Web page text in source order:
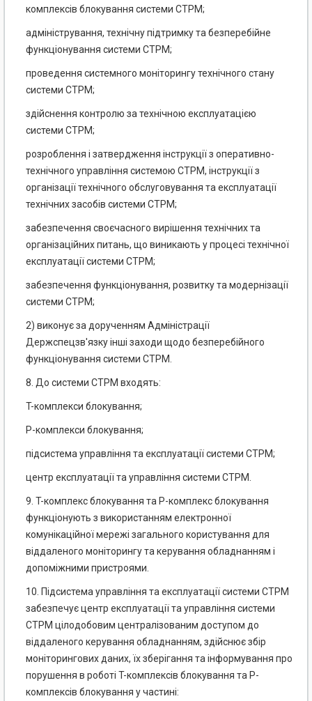
комплексів блокування системи СТРМ;
адміністрування, технічну підтримку та безперебійне
функціонування системи СТРМ;
проведення системного моніторингу технічного стану
системи СТРМ;
здійснення контролю за технічною експлуатацією
системи СТРМ;
розроблення і затвердження інструкції з оперативно-
технічного управління системою СТРМ, інструкції з
організації технічного обслуговування та експлуатації
технічних засобів системи СТРМ;
забезпечення своєчасного вирішення технічних та
організаційних питань, що виникають у процесі технічної
експлуатації системи СТРМ;
забезпечення функціонування, розвитку та модернізації
системи СТРМ;
2) виконує за дорученням Адміністрації
Держспецзв'язку інші заходи щодо безперебійного
функціонування системи СТРМ.
8. До системи СТРМ входять:
T-комплекси блокування;
P-комплекси блокування;
підсистема управління та експлуатації системи СТРМ;
центр експлуатації та управління системи СТРМ.
9. T-комплекс блокування та P-комплекс блокування
функціонують з використанням електронної
комунікаційної мережі загального користування для
віддаленого моніторингу та керування обладнанням і
допоміжними пристроями.
10. Підсистема управління та експлуатації системи СТРМ
забезпечує центр експлуатації та управління системи
СТРМ цілодобовим централізованим доступом до
віддаленого керування обладнанням, здійснює збір
моніторингових даних, їх зберігання та інформування про
порушення в роботі T-комплексів блокування та P-
комплексів блокування у частині: